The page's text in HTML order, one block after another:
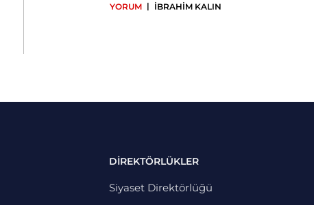
YORUM | İBRAHİM KALIN
DİREKTÖRLÜKLER
Siyaset Direktörlüğü